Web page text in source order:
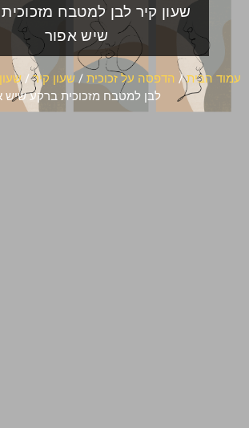
שעון קיר לבן למטבח
שיש אפור
עמוד הבית/ הדפסה על זכוכית/שעון קיר/
לבן למטבח מזכוכית ברקע שיש